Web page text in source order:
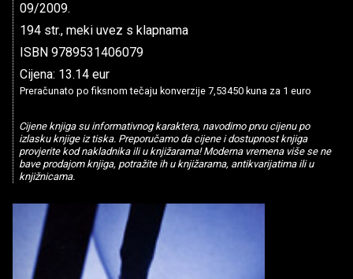
09/2009.
194 str., meki uvez s klapnama
ISBN 9789531406079
Cijena: 13.14 eur
Preračunato po fiksnom tečaju konverzije 7,53450 kuna za 1 euro
Cijene knjiga su informativnog karaktera, navodimo prvu cijenu po
izlasku knjige iz tiska. Preporučamo da cijene i dostupnost knjiga
provjerite kod nakladnika ili u knjižarama! Moderna vremena više se ne
bave prodajom knjiga, potražite ih u knjižarama, antikvarijatima ili u
knjižnicama.